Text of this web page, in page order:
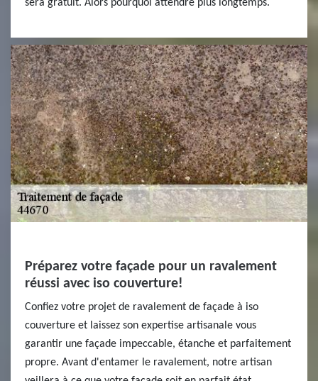
sera gratuit. Alors pourquoi attendre plus longtemps.
Préparez votre façade pour un ravalement
réussi avec iso couverture!
Confiez votre projet de ravalement de façade à iso
couverture et laissez son expertise artisanale vous
garantir une façade impeccable, étanche et parfaitement
propre. Avant d'entamer le ravalement, notre artisan